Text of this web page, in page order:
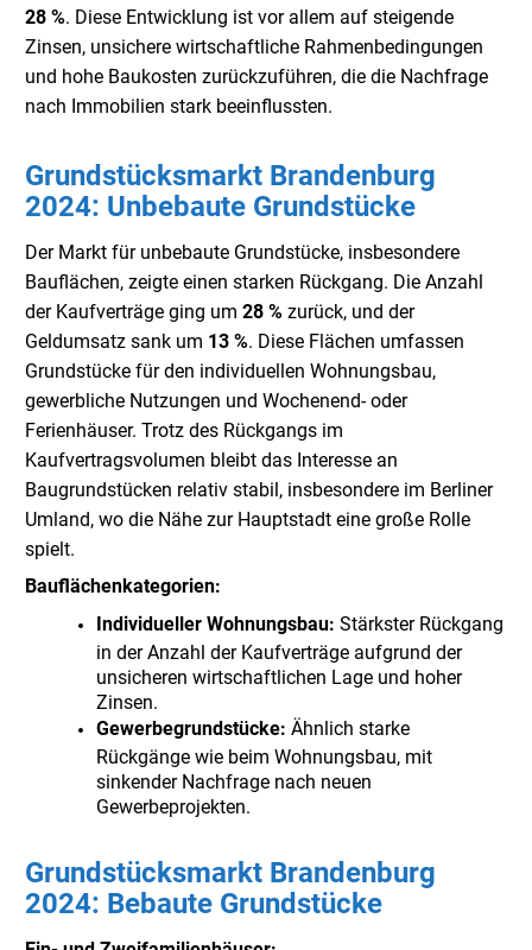
28 %. Diese Entwicklung ist vor allem auf steigende
Zinsen, unsichere wirtschaftliche Rahmenbedingungen
und hohe Baukosten zurückzuführen, die die Nachfrage
nach Immobilien stark beeinflussten.
Grundstücksmarkt Brandenburg
2024: Unbebaute Grundstücke
Der Markt für unbebaute Grundstücke, insbesondere
Bauflächen, zeigte einen starken Rückgang. Die Anzahl
der Kaufverträge ging um 28 % zurück, und der
Geldumsatz sank um 13 %. Diese Flächen umfassen
Grundstücke für den individuellen Wohnungsbau,
gewerbliche Nutzungen und Wochenend- oder
Ferienhäuser. Trotz des Rückgangs im
Kaufvertragsvolumen bleibt das Interesse an
Baugrundstücken relativ stabil, insbesondere im Berliner
Umland, wo die Nähe zur Hauptstadt eine große Rolle
spielt.
Bauflächenkategorien:
Individueller Wohnungsbau: Stärkster Rückgang
in der Anzahl der Kaufverträge aufgrund der
unsicheren wirtschaftlichen Lage und hoher
Zinsen.
Gewerbegrundstücke: Ähnlich starke
Rückgänge wie beim Wohnungsbau, mit
sinkender Nachfrage nach neuen
Gewerbeprojekten.
Grundstücksmarkt Brandenburg
2024: Bebaute Grundstücke